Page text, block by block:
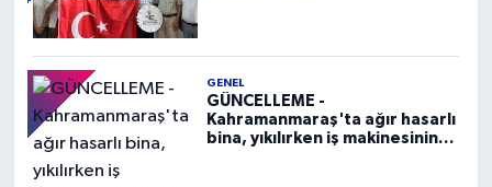
GENEL
GÜNCELLEME -
Kahramanmaraş'ta ağır hasarlı
bina, yıkılırken iş makinesinin